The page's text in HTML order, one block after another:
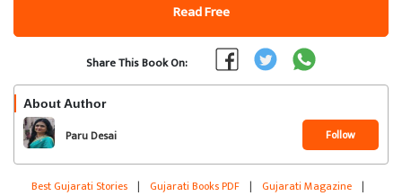
Read Free
Share This Book On:
About Author
Paru Desai Follow
Best Gujarati Stories | Gujarati Books PDF | Gujarati Magazine |